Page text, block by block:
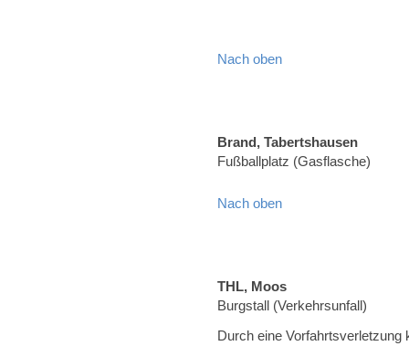
Nach oben
Brand, Tabertshausen
Fußballplatz (Gasflasche)
Nach oben
THL, Moos
Burgstall (Verkehrsunfall)
Durch eine